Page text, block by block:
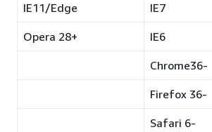
IE11/Edge IE7
Opera 28+ IE6
Chrome36-
Firefox 36-
Safari 6-